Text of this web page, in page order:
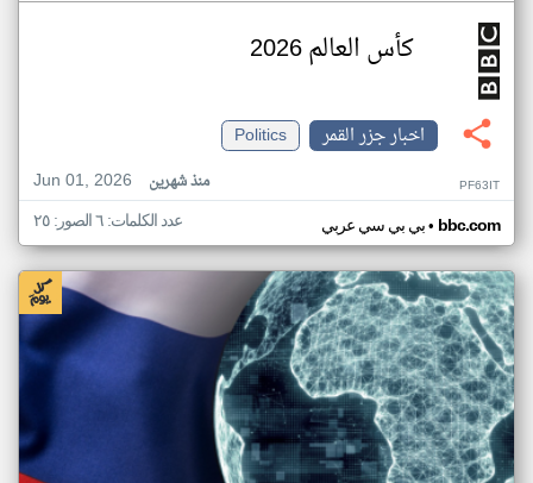
كأس العالم 2026
اخبار جزر القمر
Politics
Jun 01, 2026
منذ شهرين PF63IT
بي بي سي عربي• bbc.com عدد الكلمات: ٦ الصور: ٢٥